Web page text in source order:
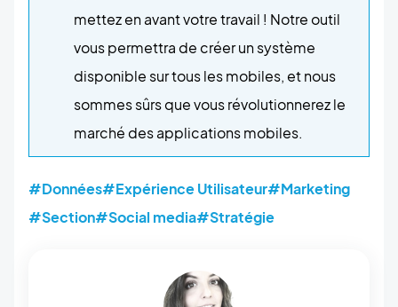
mettez en avant votre travail ! Notre outil
vous permettra de créer un système
disponible sur tous les mobiles, et nous
sommes sûrs que vous révolutionnerez le
marché des applications mobiles.
#Données#Expérience Utilisateur#Marketing
#Section#Social media#Stratégie